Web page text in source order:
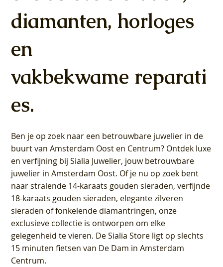
Prijs
€ 649,00
Lab grown Diamant
Prijs
€ 749,00
Diamant
(14k) met Lab grown
Diamant
Prijs
€ 649,00
Lab grown Diamant
Prijs
€ 449,00
Prijs
€ 599,00
Lab grown Diamant
Prijs
€ 899,00
Prijs
€ 649,00
Lab grown Diamant
Prijs
€ 699,00
Prijs
€ 849,00
Lab grown Diamant
Prijs
€ 1.049,00
Prijs
€ 549,00
Lab grown Diamant
Prijs
€ 799,00
diamanten, horloges
en
vakbekwame reparati
es.
Ben je op zoek naar een betrouwbare juwelier in de
buurt van Amsterdam Oost en Centrum? Ontdek luxe
en verfijning bij Sialia Juwelier, jouw betrouwbare
juwelier in Amsterdam Oost. Of je nu op zoek bent
naar stralende 14-karaats gouden sieraden, verfijnde
18-karaats gouden sieraden, elegante zilveren
sieraden of fonkelende diamantringen, onze
exclusieve collectie is ontworpen om elke
gelegenheid te vieren. De Sialia Store ligt op slechts
15 minuten fietsen van De Dam in Amsterdam
Centrum.